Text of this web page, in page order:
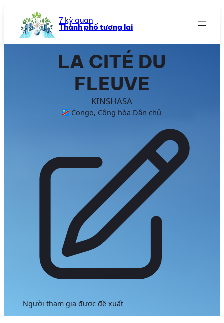
7 kỳ quan
Thành phố tương lai
LA CITÉ DU
FLEUVE
KINSHASA
Congo, Cộng hòa Dân chủ
Người tham gia được đề xuất